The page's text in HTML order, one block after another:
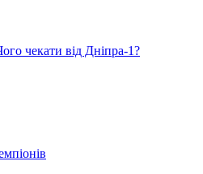
чекати від Дніпра-1?